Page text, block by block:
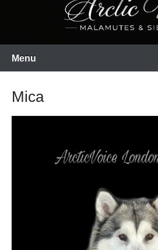
Menu
Mica